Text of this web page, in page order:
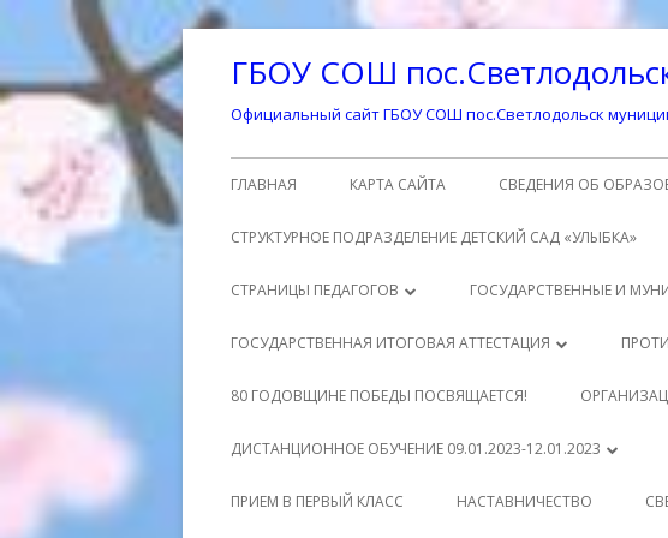
Перейти
к
содержимому
ГБОУ СОШ
Официальный сайт ГБОУ СОШ пос.Светлодольск
Основное
меню
ГЛАВНАЯ КАРТА САЙТА СВЕДЕНИЯ ОБ
ОСНОВНЫЕ СВЕДЕНИЯ
СТРУКТУРА И ОРГАНЫ
СТРУКТУРНОЕ ПОДРАЗДЕЛЕНИЕ ДЕТСКИЙ САД «УЛЫБКА»
СТРАНИЦЫ ПЕДАГОГОВ
ШМАТЕНКО ЕЛЕНА ВЛАДИМИРОВНА РОДИТЕЛЯМ
МАТЕРИАЛЫ К
НОРМАТИВНО-
МУХРАНОВА ЕКАТЕРИНА
УЧАЩИМСЯ
МЕТОДИЧЕСКАЯ
НОРМАТИВНЫЕ
ГОСУДАРСТВЕННЫЕ И
ГОСУДАРСТВЕННАЯ ИТОГОВАЯ АТТЕСТАЦИЯ
ГОСУДАРСТВЕННАЯ ИТОГОВАЯ
АТТЕСТАЦИЯ 11 КЛАСС
80 ГОДОВЩИНЕ ПОБЕДЫ ПОСВЯЩАЕТСЯ!
ДИСТАНЦИОННОЕ ОБУЧЕНИЕ 09.01.2023-12.01.2023
РАСПИСАНИЕ УРОКОВ 1 КЛАСС
ПРИЕМ В ПЕРВЫЙ КЛАСС НАСТАВНИЧЕСТВО